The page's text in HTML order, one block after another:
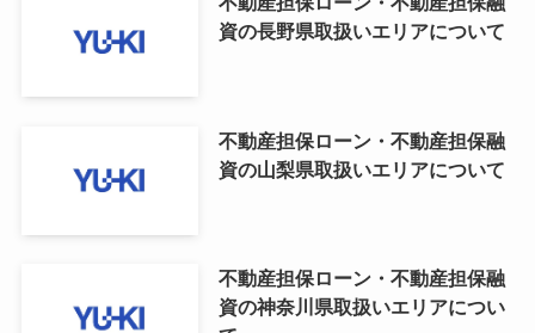
資の長野県取扱いエリアについて
不動産担保ローン・不動産担保融
資の山梨県取扱いエリアについて
不動産担保ローン・不動産担保融
資の神奈川県取扱いエリアについ